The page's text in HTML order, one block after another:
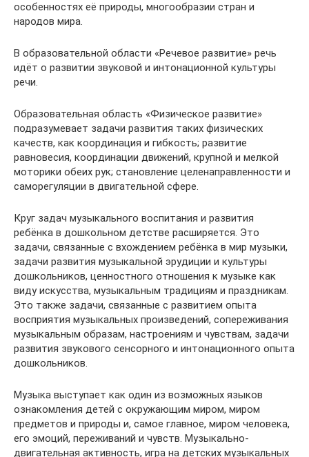
особенностях её природы, многообразии стран и
народов мира.
В образовательной области «Речевое развитие» речь
идёт о развитии звуковой и интонационной культуры
речи.
Образовательная область «Физическое развитие»
подразумевает задачи развития таких физических
качеств, как координация и гибкость; развитие
равновесия, координации движений, крупной и мелкой
моторики обеих рук; становление целенаправленности и
саморегуляции в двигательной сфере.
Круг задач музыкального воспитания и развития
ребёнка в дошкольном детстве расширяется. Это
задачи, связанные с вхождением ребёнка в мир музыки,
задачи развития музыкальной эрудиции и культуры
дошкольников, ценностного отношения к музыке как
виду искусства, музыкальным традициям и праздникам.
Это также задачи, связанные с развитием опыта
восприятия музыкальных произведений, сопереживания
музыкальным образам, настроениям и чувствам, задачи
развития звукового сенсорного и интонационного опыта
дошкольников.
Музыка выступает как один из возможных языков
ознакомления детей с окружающим миром, миром
предметов и природы и, самое главное, миром человека,
его эмоций, переживаний и чувств. Музыкально-
двигательная активность, игра на детских музыкальных